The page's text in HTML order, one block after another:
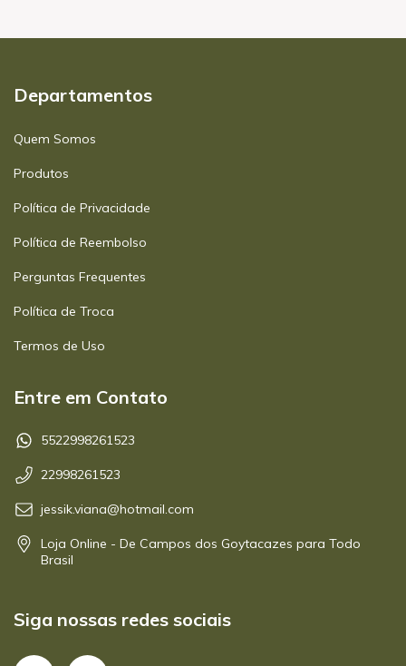
Departamentos
Quem Somos
Produtos
Política de Privacidade
Política de Reembolso
Perguntas Frequentes
Política de Troca
Termos de Uso
Entre em Contato
5522998261523
22998261523
jessik.viana@hotmail.com
Loja Online - De Campos dos Goytacazes para Todo
Brasil
Siga nossas redes sociais